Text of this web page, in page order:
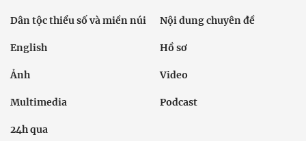
Dân tộc thiểu số và miền núi Nội dung chuyên đề
English Hồ sơ
Ảnh Video
Multimedia Podcast
24h qua